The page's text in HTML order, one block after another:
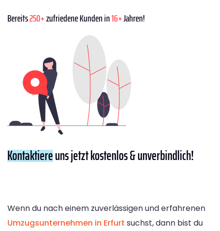
Bereits250+zufriedene Kunden in16+Jahren!
Kontaktiereuns jetzt kostenlos & unverbindlich!
Wenn du nach einem zuverlässigen und erfahrenen
Umzugsunternehmen in Erfurt suchst, dann bist du